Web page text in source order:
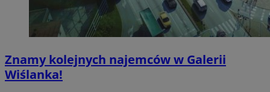
Znamy kolejnych najemców w Galerii
Wiślanka!